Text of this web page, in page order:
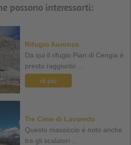
possono interessarti:
Rifugio Auronzo
Da qui il rifugio Pian di Cengia è
presto raggiunto ...
di più
Tre Cime di Lavaredo
Questo massiccio è noto anche
tra gli scalatori ...